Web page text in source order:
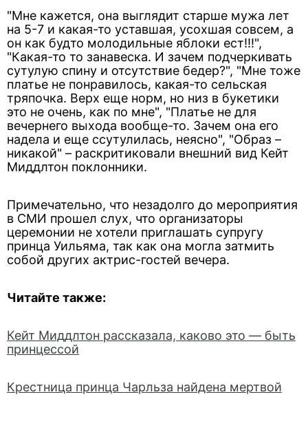
"Мне кажется, она выглядит старше мужа лет
на 5-7 и какая-то уставшая, усохшая совсем, а
он как будто молодильные яблоки ест!!!",
"Какая-то то занавеска. И зачем подчеркивать
сутулую спину и отсутствие бедер?", "Мне тоже
платье не понравилось, какая-то сельская
тряпочка. Верх еще норм, но низ в букетики
это не очень, как по мне", "Платье не для
вечернего выхода вообще-то. Зачем она его
надела и еще ссутулилась, неясно", "Образ –
никакой" – раскритиковали внешний вид Кейт
Миддлтон поклонники.
Примечательно, что незадолго до мероприятия
в СМИ прошел слух, что организаторы
церемонии не хотели приглашать супругу
принца Уильяма, так как она могла затмить
собой других актрис-гостей вечера.
Читайте также:
Кейт Миддлтон рассказала, каково это — быть
принцессой
Крестница принца Чарльза найдена мертвой